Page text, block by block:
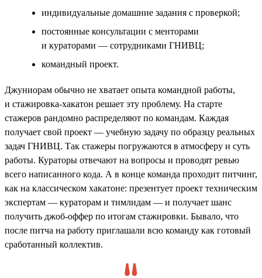
индивидуальные домашние задания с проверкой;
постоянные консультации с менторами
и кураторами — сотрудниками ГНИВЦ;
командный проект.
Джуниорам обычно не хватает опыта командной работы,
и стажировка-хакатон решает эту проблему. На старте
стажеров рандомно распределяют по командам. Каждая
получает свой проект — учебную задачу по образцу реальных
задач ГНИВЦ. Так стажеры погружаются в атмосферу и суть
работы. Кураторы отвечают на вопросы и проводят ревью
всего написанного кода. А в конце команда проходит питчинг,
как на классическом хакатоне: презентует проект техническим
экспертам — кураторам и тимлидам — и получает шанс
получить джоб-оффер по итогам стажировки. Бывало, что
после питча на работу приглашали всю команду как готовый
сработанный коллектив.